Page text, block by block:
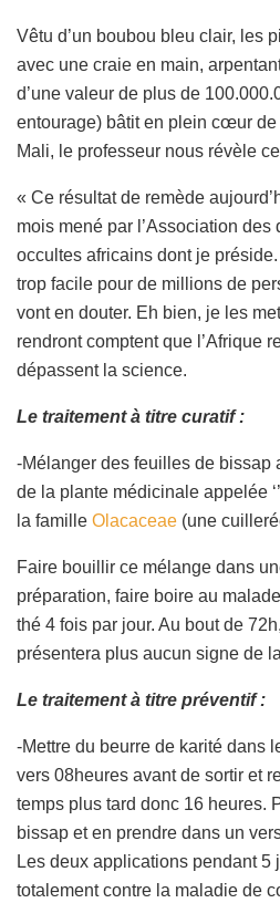
Vêtu d’un boubou bleu clair, les
avec une craie en main,
d’une valeur de plus de
entourage) bâtit en plein cœur
Mali, le professeur nous révèle
« Ce résultat de remède
mois mené par l’Association
occultes africains dont je
trop facile pour de millions de
vont en douter. Eh bien, je les
rendront comptent que l’Afrique
dépassent la science.
Le traitement à titre curatif :
-Mélanger des feuilles de bissap
de la plante médicinale appelée
la famille Olacaceae (une
Faire bouillir ce mélange dans
préparation, faire boire au
thé 4 fois par jour. Au bout de
présentera plus aucun signe de
Le traitement à titre préventif :
-Mettre du beurre de karité dans
vers 08heures avant de sortir et
temps plus tard donc 16 heures.
bissap et en prendre dans un
Les deux applications pendant 5
totalement contre la maladie de